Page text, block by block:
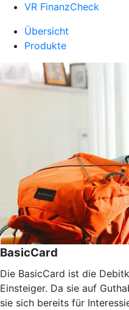
VR FinanzCheck
Übersicht
Produkte
BasicCard
Die BasicCard ist die
Einsteiger. Da sie auf
sie sich bereits für